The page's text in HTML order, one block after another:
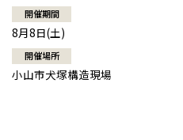
開催期間
8月8日(土)
開催場所
小山市犬塚構造現場